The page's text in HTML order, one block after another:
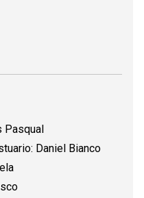
Pasqual
Daniel Bianco